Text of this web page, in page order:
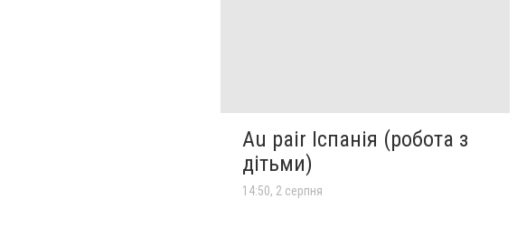
Au pair Іспанія (робота з
дітьми)
14:50, 2 серпня